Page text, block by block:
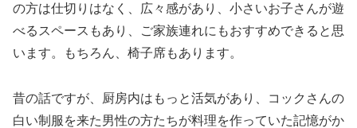
の方は仕切りはなく、広々感があり、小さいお子さんが遊
べるスペースもあり、ご家族連れにもおすすめできると思
います。もちろん、椅子席もあります。
昔の話ですが、厨房内はもっと活気があり、コックさんの
白い制服を来た男性の方たちが料理を作っていた記憶がか